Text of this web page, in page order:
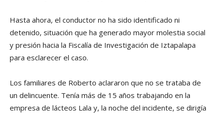
Hasta ahora, el conductor no ha sido identificado ni
detenido, situación que ha generado mayor molestia social
y presión hacia la Fiscalía de Investigación de Iztapalapa
para esclarecer el caso.
Los familiares de Roberto aclararon que no se trataba de
un delincuente. Tenía más de 15 años trabajando en la
empresa de lácteos Lala y, la noche del incidente, se dirigía